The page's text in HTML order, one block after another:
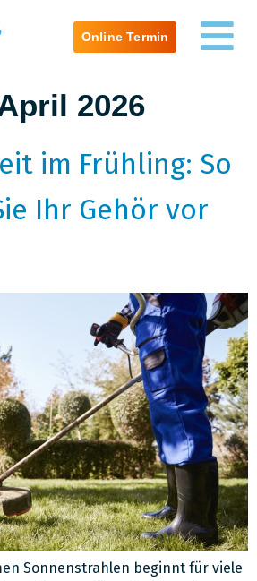
Online Termin
2026
im Frühling: So
Ihr Gehör vor
Sonnenstrahlen beginnt für viele